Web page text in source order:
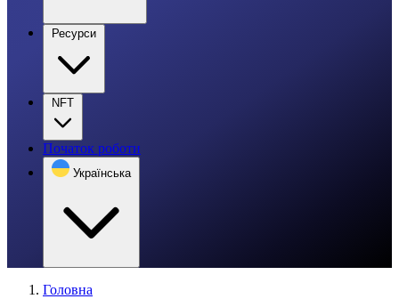
Ресурси
NFT
Початок роботи
Українська
Головна